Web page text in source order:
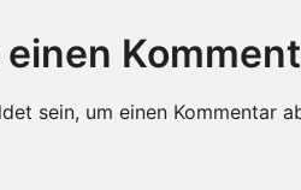
sein, um einen Kommentar